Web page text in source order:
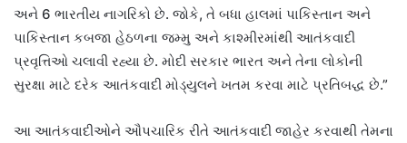
અને 6 ભારતીય નાગરિકો છે. જોકે, તે બધા હાલમાં પાકિસ્તાન અને
પાકિસ્તાન કબજા હેઠળના જમ્મુ અને કાશ્મીરમાંથી આતંકવાદી
પ્રવૃત્તિઓ ચલાવી રહ્યા છે. મોદી સરકાર ભારત અને તેના લોકોની
સુરક્ષા માટે દરેક આતંકવાદી મોડ્યુલને ખતમ કરવા માટે પ્રતિબદ્ધ છે.”
આ આતંકવાદીઓને ઔપચારિક રીતે આતંકવાદી જાહેર કરવાથી તેમના